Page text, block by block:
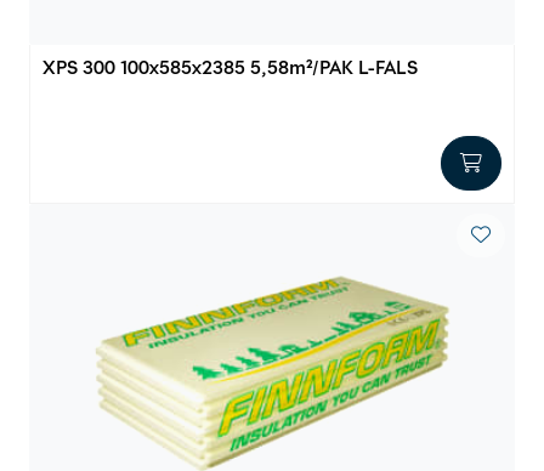
XPS 300 100x585x2385 5,58m²/PAK L-FALS
Forskaling